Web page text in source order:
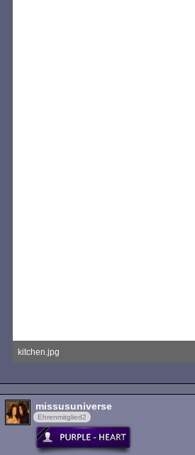
kitchen.jpg
missusuniverse
Ehrenmitglied2